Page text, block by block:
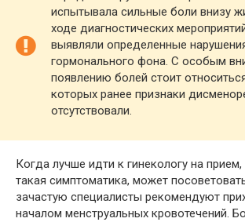
испытывала сильные боли внизу
ходе диагностических
выявляли определенные
гормонального фона. С особым
появлению болей стоит
которых ранее признаки
отсутствовали.
Когда лучше идти к гинекологу на прием,
такая симптоматика, может
зачастую специалисты рекомендуют
началом менструальных кровотечений.